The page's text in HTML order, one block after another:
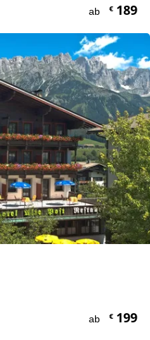
ab €189
ab €199